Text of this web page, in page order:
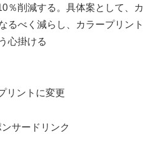
％削減する。具体案として、カ
るべく減らし、カラープリント
心掛ける
リントに変更
ンサードリンク